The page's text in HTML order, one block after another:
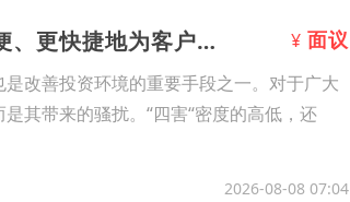
15、东莞沙田镇杀虫灭鼠公司推荐，更方便、更快捷地为客户灭鼠 ¥ 面议
改善投资环境的重要手段之一。对于广大
其带来的骚扰。“四害“密度的高低，还
2026-08-08 07:04